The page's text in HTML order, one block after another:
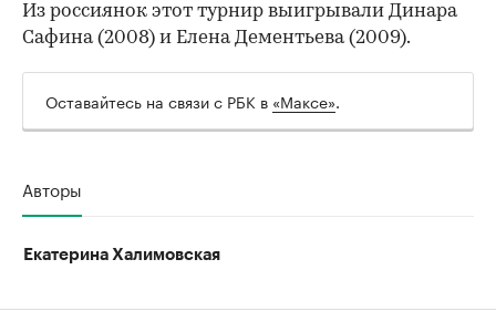
Из россиянок этот турнир выигрывали Динара
Сафина (2008) и Елена Дементьева (2009).
Оставайтесь на связи с РБК в «Максе».
Авторы
Екатерина Халимовская